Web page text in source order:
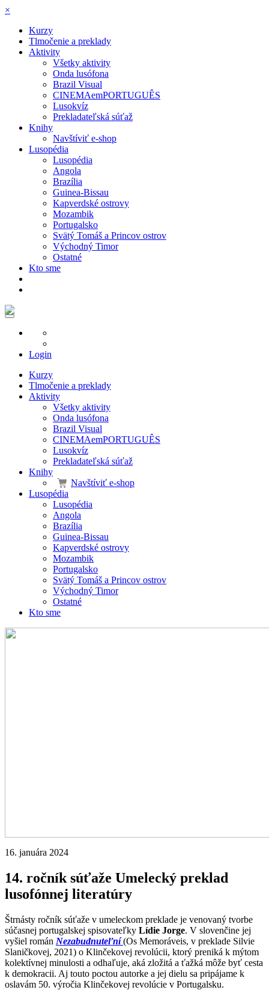
×
Kurzy
Tlmočenie a preklady
Aktivity
Všetky aktivity
Onda lusófona
Brazil Visual
CINEMAemPORTUGUÊS
Lusokvíz
Prekladateľská súťaž
Knihy
Navštíviť e-shop
Lusopédia
Lusopédia
Angola
Brazília
Guinea-Bissau
Kapverdské ostrovy
Mozambik
Portugalsko
Svätý Tomáš a Princov ostrov
Východný Timor
Ostatné
Kto sme
Login
Kurzy
Tlmočenie a preklady
Aktivity
Všetky aktivity
Onda lusófona
Brazil Visual
CINEMAemPORTUGUÊS
Lusokvíz
Prekladateľská súťaž
Knihy
Navštíviť e-shop
Lusopédia
Lusopédia
Angola
Brazília
Guinea-Bissau
Kapverdské ostrovy
Mozambik
Portugalsko
Svätý Tomáš a Princov ostrov
Východný Timor
Ostatné
Kto sme
16. januára 2024
14. ročník súťaže Umelecký preklad
lusofónnej literatúry
Štrnásty ročník súťaže v umeleckom preklade je venovaný tvorbe
súčasnej portugalskej spisovateľky Lídie Jorge. V slovenčine jej
vyšiel román Nezabudnuteľní (Os Memoráveis, v preklade Silvie
Slaničkovej, 2021) o Klinčekovej revolúcii, ktorý preniká k mýtom
kolektívnej minulosti a odhaľuje, aká zložitá a ťažká môže byť cesta
k demokracii. Aj touto poctou autorke a jej dielu sa pripájame k
oslavám 50. výročia Klinčekovej revolúcie v Portugalsku.